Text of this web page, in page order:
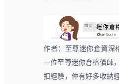
作者：至尊迷你倉資深
一位至尊迷你倉格價師
扣經驗，仲有好多收納